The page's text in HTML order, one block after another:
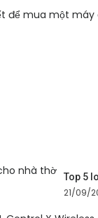
Top 5
21/09/